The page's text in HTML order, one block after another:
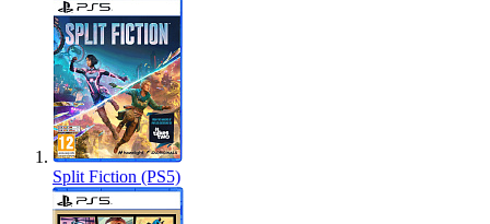
Split Fiction (PS5)